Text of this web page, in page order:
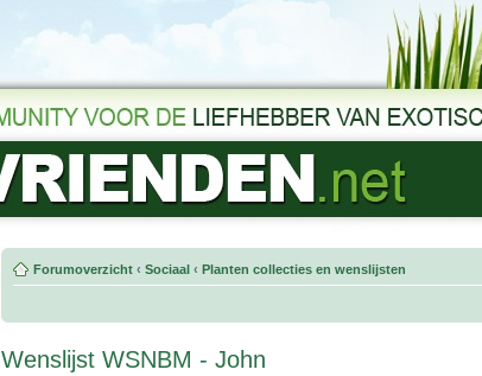
Forumoverzicht ‹ Sociaal ‹ Planten collecties en wenslijsten
Wenslijst WSNBM - John